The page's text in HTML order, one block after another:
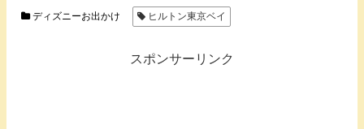
ディズニーお出かけ ヒルトン東京ベイ
スポンサーリンク